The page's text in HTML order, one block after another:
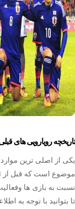
تاریخچه رویارویی های قبلی
یکی از اصلی ترین
موضوع است که قبل از
نسبت به بازی ها
تا بتوانید با توجه به